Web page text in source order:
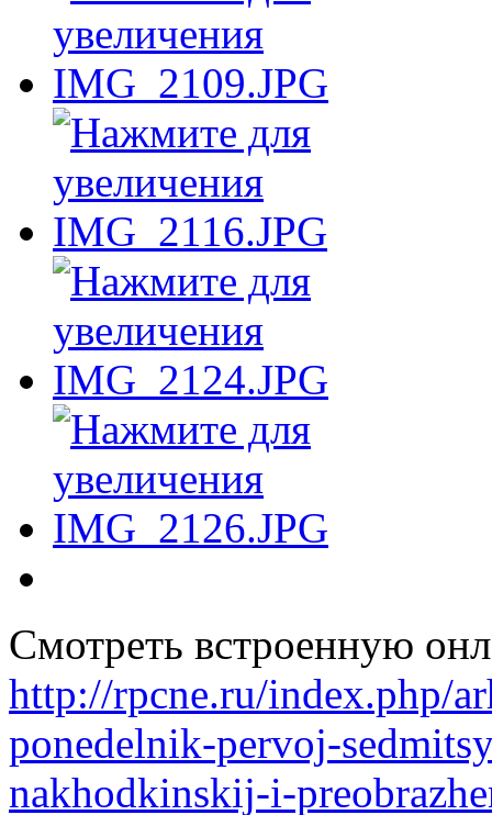
Смотреть встроенную
http://rpcne.ru/index.php/
ponedelnik-pervoj-
nakhodkinskij-i-